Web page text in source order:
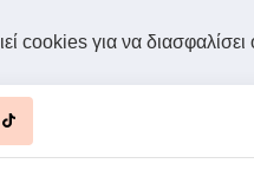
cookies για να